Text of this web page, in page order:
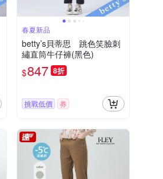
春夏新品
betty’s貝蒂思 跳色笑臉刺
繡直筒牛仔褲(黑色)
$847 8折
挑戰低價 券